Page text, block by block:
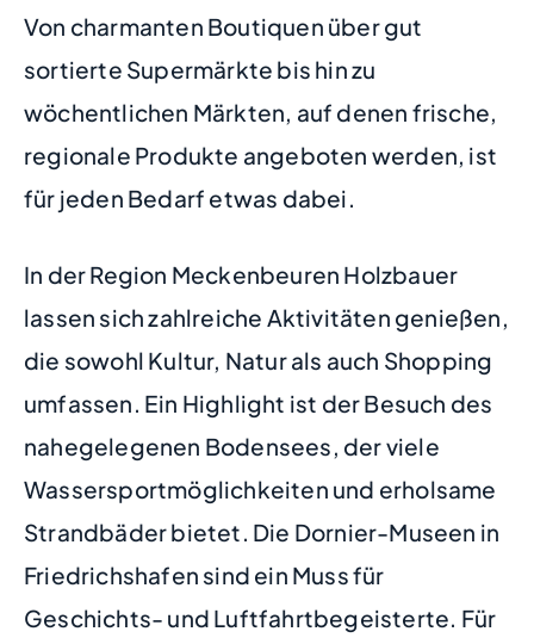
Von charmanten Boutiquen über gut
sortierte Supermärkte bis hin zu
wöchentlichen Märkten, auf denen frische,
regionale Produkte angeboten werden, ist
für jeden Bedarf etwas dabei.
In der Region Meckenbeuren Holzbauer
lassen sich zahlreiche Aktivitäten genießen,
die sowohl Kultur, Natur als auch Shopping
umfassen. Ein Highlight ist der Besuch des
nahegelegenen Bodensees, der viele
Wassersportmöglichkeiten und erholsame
Strandbäder bietet. Die Dornier-Museen in
Friedrichshafen sind ein Muss für
Geschichts- und Luftfahrtbegeisterte. Für